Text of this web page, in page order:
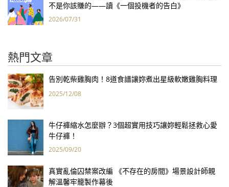
不是你該賺的——讀《一個投機者的告白》
2026/07/31
熱門文章
告別乾柴雞胸肉！8道食譜讓妳煮出星級軟嫩雞胸料理
2025/12/08
牛仔褲縮水怎麼辦？3個超實用技巧讓妳輕鬆拯救心愛
牛仔褲！
2025/09/20
真實亂倫囚禁案改編 《不存在的房間》場景設計師親
解溫馨牢籠製作幕後